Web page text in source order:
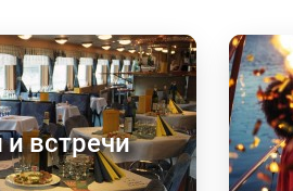
встречи